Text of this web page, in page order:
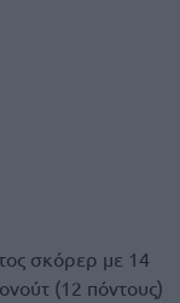
σκόρερ με 14
(12 πόντους)